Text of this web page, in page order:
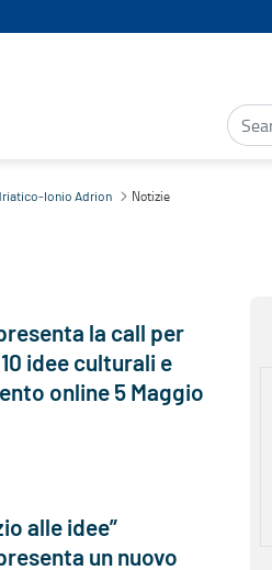
Ionio Adrion Notizie
la call per
idee culturali e
online 5 Maggio
alle idee”
un nuovo